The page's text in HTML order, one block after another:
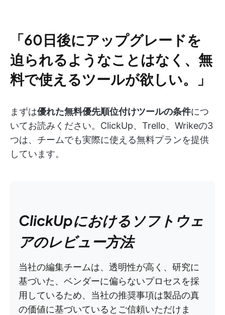
「60日後にアップグレードを
迫られるようなことはなく、無
料で使えるツールが欲しい。」
まずは優れた無料優先順位付けツールの条件につ
いてお読みください。ClickUp、Trello、Wrikeの3
つは、チームでも実際に使える無料プランを提供
しています。
ClickUpにおけるソフトウェ
アのレビュー方法
当社の編集チームは、透明性が高く、研究に
基づいた、ベンダーに偏らないプロセスを採
用しているため、当社の推奨事項は製品の真
の価値に基づいているとご信頼いただけま